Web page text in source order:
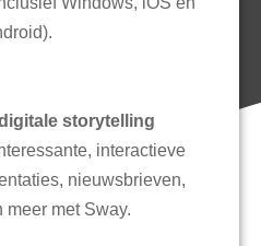
storytelling
interactieve
nieuwsbrieven,
meer met Sway.